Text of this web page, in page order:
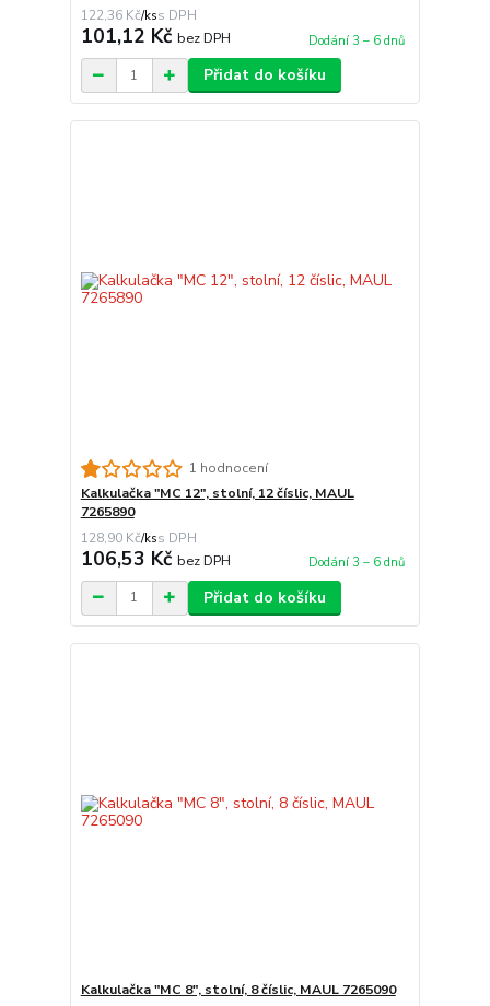
122,36 Kč/ks
101,12 Kč bez DPH Dodání 3 – 6 dnů
Přidat do košíku
1 hodnocení
Kalkulačka "MC 12", stolní, 12 číslic, MAUL
7265890
128,90 Kč/ks
106,53 Kč bez DPH Dodání 3 – 6 dnů
Přidat do košíku
Kalkulačka "MC 8", stolní, 8 číslic, MAUL 7265090